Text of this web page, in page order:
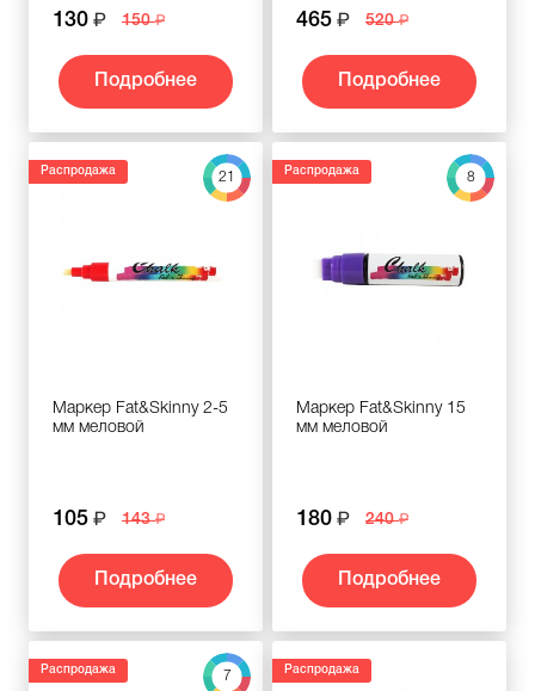
130 150
Подробнее
465 520
Подробнее
21
Распродажа
Маркер Fat&Skinny 2-5
мм меловой
105 143
Подробнее
8
Распродажа
Маркер Fat&Skinny 15
мм меловой
180 240
Подробнее
7
Распродажа Распродажа